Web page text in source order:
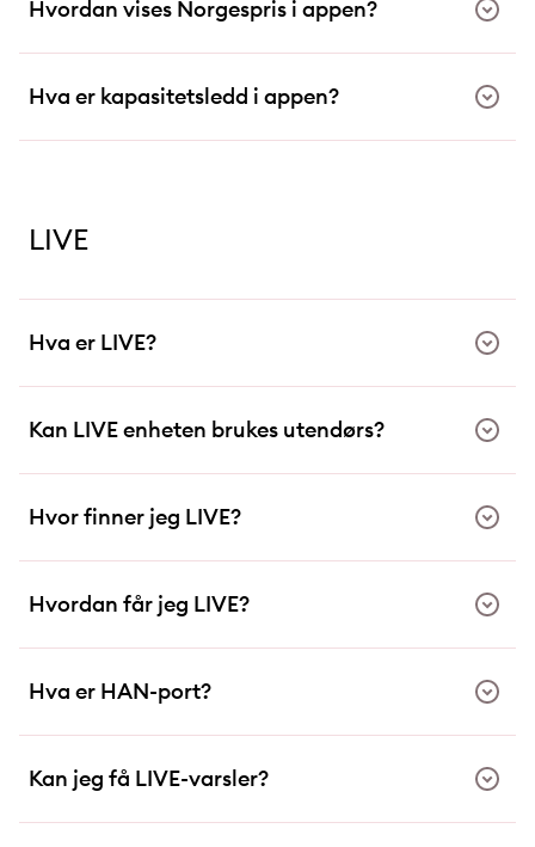
Hvordan vises Norgespris i appen?
Hva er kapasitetsledd i appen?
LIVE
Hva er LIVE?
Kan LIVE enheten brukes utendørs?
Hvor finner jeg LIVE?
Hvordan får jeg LIVE?
Hva er HAN-port?
Kan jeg få LIVE-varsler?